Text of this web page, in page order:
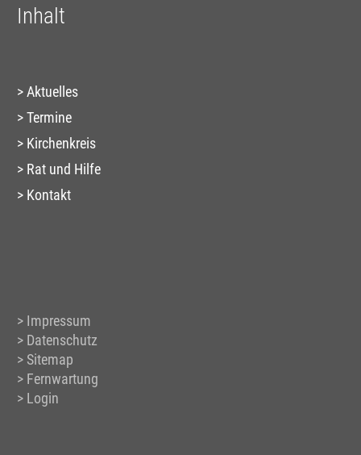
Inhalt
Aktuelles
Termine
Kirchenkreis
Rat und Hilfe
Kontakt
Impressum
Datenschutz
Sitemap
Fernwartung
Login